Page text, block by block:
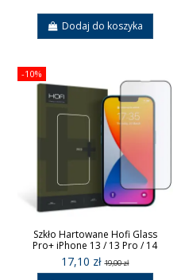
Dodaj do koszyka
-10%
Szkło Hartowane Hofi Glass
Pro+ iPhone 13 / 13 Pro / 14
17,10 zł19,00 zł